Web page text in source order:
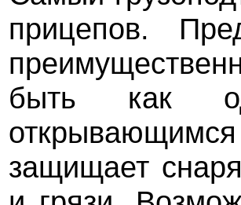
прицепов.
быть как
защищает